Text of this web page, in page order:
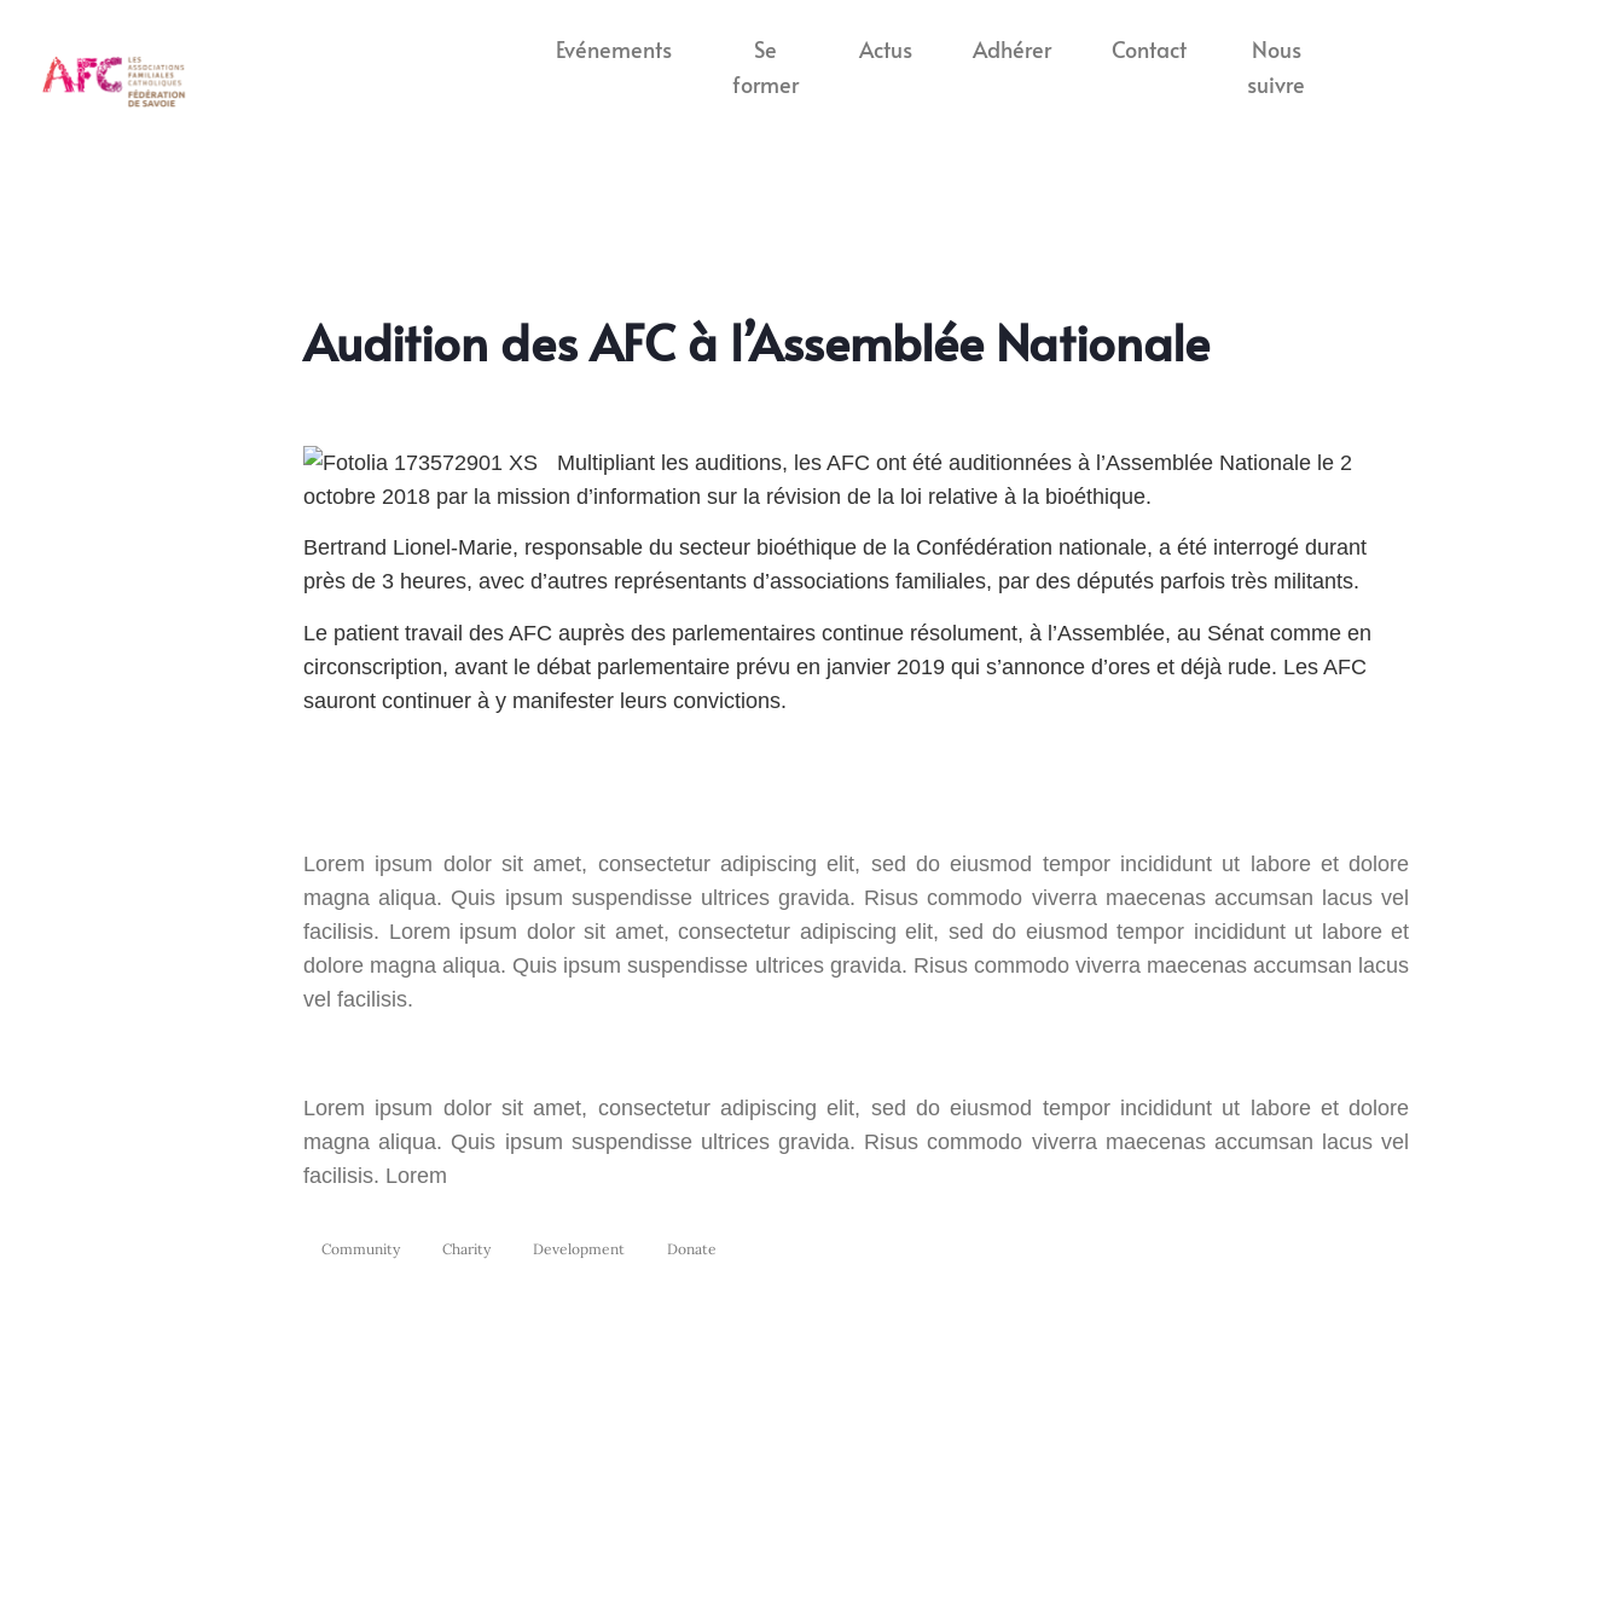
Evénements
Se
former
Actus Adhérer Contact
Nous
suivre
Audition des AFC à l’Assemblée Nationale
Multipliant les auditions, les AFC ont été auditionnées à l’Assemblée Nationale le 2
octobre 2018 par la mission d’information sur la révision de la loi relative à la bioéthique.
Bertrand Lionel-Marie, responsable du secteur bioéthique de la Confédération nationale, a été interrogé durant
près de 3 heures, avec d’autres représentants d’associations familiales, par des députés parfois très militants.
Le patient travail des AFC auprès des parlementaires continue résolument, à l’Assemblée, au Sénat comme en
circonscription, avant le débat parlementaire prévu en janvier 2019 qui s’annonce d’ores et déjà rude. Les AFC
sauront continuer à y manifester leurs convictions.
Lorem ipsum dolor sit amet, consectetur adipiscing elit, sed do eiusmod tempor incididunt ut labore et dolore
magna aliqua. Quis ipsum suspendisse ultrices gravida. Risus commodo viverra maecenas accumsan lacus vel
facilisis. Lorem ipsum dolor sit amet, consectetur adipiscing elit, sed do eiusmod tempor incididunt ut labore et
dolore magna aliqua. Quis ipsum suspendisse ultrices gravida. Risus commodo viverra maecenas accumsan lacus
vel facilisis.
Lorem ipsum dolor sit amet, consectetur adipiscing elit, sed do eiusmod tempor incididunt ut labore et dolore
magna aliqua. Quis ipsum suspendisse ultrices gravida. Risus commodo viverra maecenas accumsan lacus vel
facilisis. Lorem
Community Charity Development Donate